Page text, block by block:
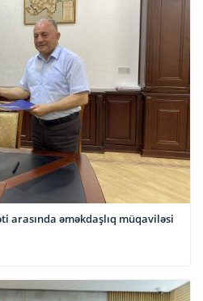
arasında əməkdaşlıq müqaviləsi